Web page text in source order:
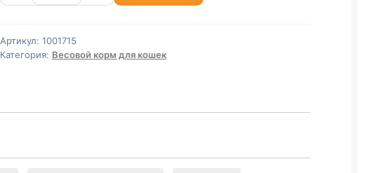
сух.
1кг
Артикул: 1001715
Категория: Весовой корм для кошек